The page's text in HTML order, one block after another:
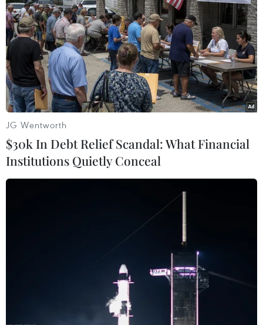
TIN CÙNG CHUYÊN MỤC
Buổi hòa nhạc kéo dài 639 năm vừa
mới hoàn thành 4% hành trình
Dự thảo Luật Kiến trúc: Bổ sung quy
định nhận diện bản sắc văn hóa dân
tộc
JG Wentworth
$30k In Debt Relief Scandal: What Financial
Institutions Quietly Conceal